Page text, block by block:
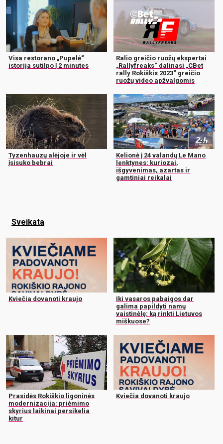
Visa restorano „Pupelė“
istorija sutilpo į 2 minutes
Ralio greičio ruožų ekspertai
„Rallyfreaks“ dalinasi „CBet
rally Rokiškis 2023“ greičio
ruožų video apžvalgomis
Tyzenhauzų alėjoje ir vėl
įsisuko bebrai
Kelionė į 24 valandų Le Mano
lenktynes: kuriozai,
išgyvenimas, azartas ir
gamtiniai reikalai
Sveikata
Kviečia dovanoti kraujo
Iki vasaros pabaigos dar
galima papildyti namų
vaistinėlę: ką rinkti Lietuvos
miškuose?
Prasidės Rokiškio ligoninės
modernizacija: priėmimo
skyrius laikinai persikelia
kitur
Kviečia dovanoti kraujo